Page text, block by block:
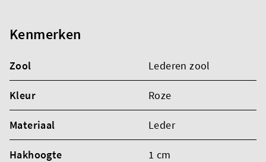
Kenmerken
Zool Lederen zool
Kleur Roze
Materiaal Leder
Hakhoogte 1 cm